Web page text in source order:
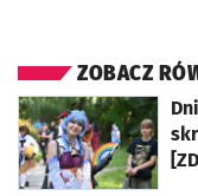
ZOBACZ
otworzy się w nowej karcie